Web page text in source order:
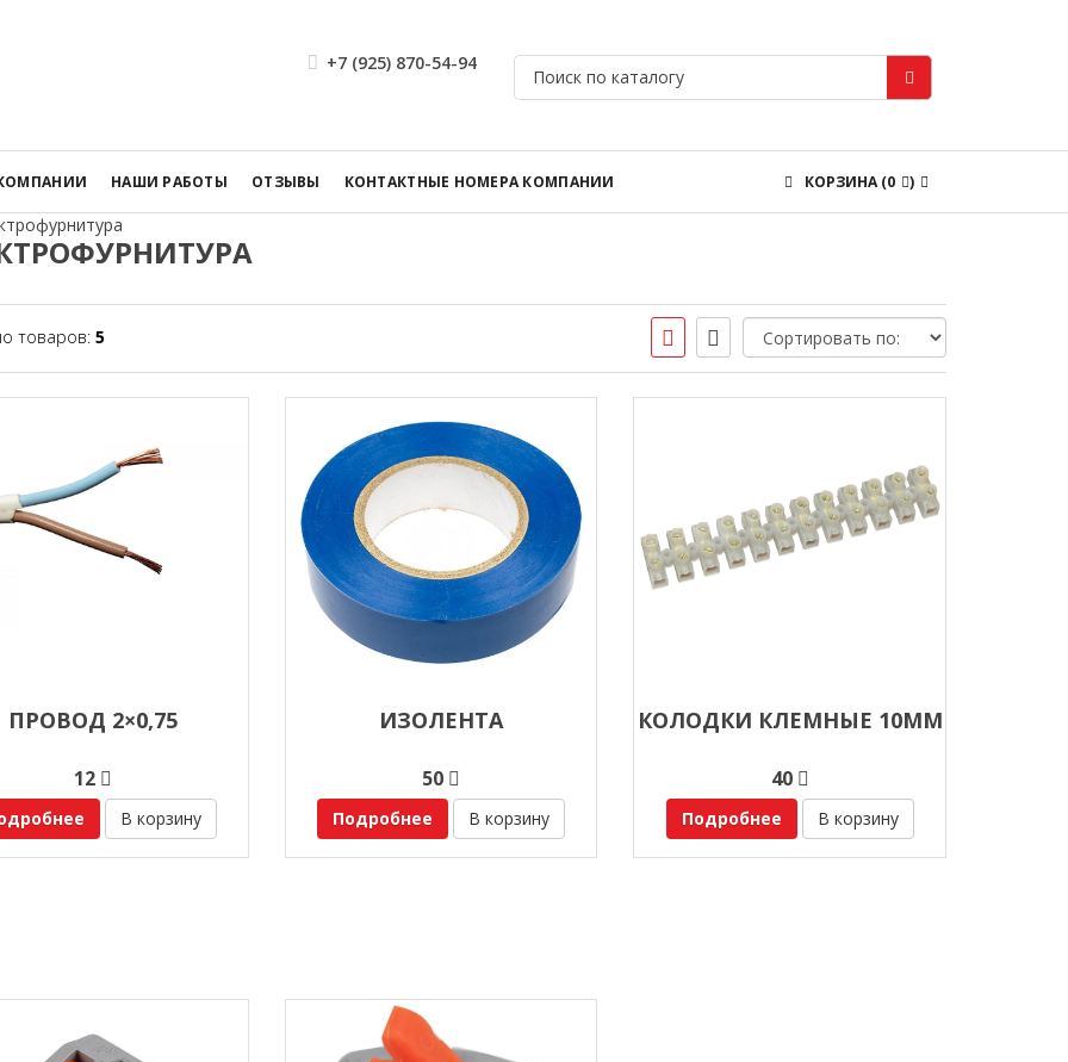
+7 (925) 870-54-94
НАШИ РАБОТЫ ОТЗЫВЫ КОНТАКТНЫЕ НОМЕРА КОМПАНИИ КОРЗИНА (0 )
товаров: 5
ПРОВОД 2×0,75
12
В корзину
ИЗОЛЕНТА
50
Подробнее В корзину
КОЛОДКИ КЛЕМНЫЕ 10ММ
40
Подробнее В корзину